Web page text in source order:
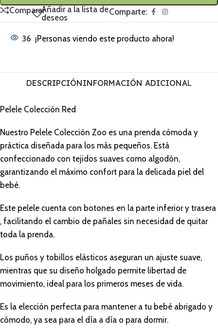
CompararAñadir a la lista de
deseos
Comparte:
36 ¡Personas viendo este producto ahora!
DESCRIPCIÓNINFORMACIÓN ADICIONAL
Pelele Colección Red
Nuestro Pelele Colección Zoo es una prenda cómoda y
práctica diseñada para los más pequeños. Está
confeccionado con tejidos suaves como algodón,
garantizando el máximo confort para la delicada piel del
bebé.
Este pelele cuenta con botones en la parte inferior y trasera
, facilitando el cambio de pañales sin necesidad de quitar
toda la prenda.
Los puños y tobillos elásticos aseguran un ajuste suave,
mientras que su diseño holgado permite libertad de
movimiento, ideal para los primeros meses de vida.
Es la elección perfecta para mantener a tu bebé abrigado y
cómodo, ya sea para el día a día o para dormir.